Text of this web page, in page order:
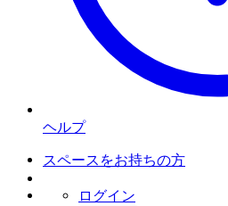
ヘルプ
スペースをお持ちの方
ログイン